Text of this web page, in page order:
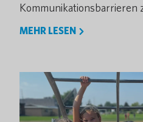
Kommunikationsbarrieren
MEHR LESEN